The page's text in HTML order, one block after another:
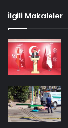
İlgili Makaleler